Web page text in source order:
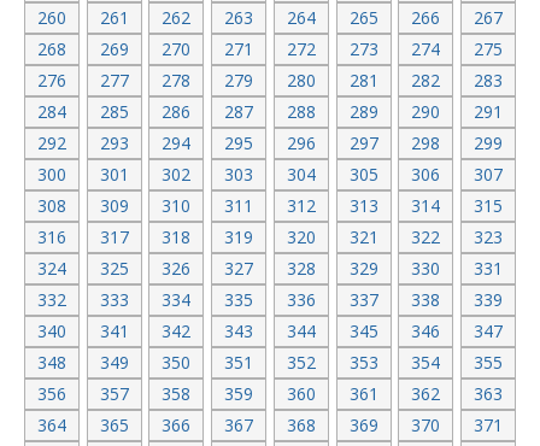
260
261 262 263 264 265 266
267
268
269 270 271 272 273 274
275
276
277 278 279 280 281 282
283
284
285 286 287 288 289 290
291
292
293 294 295 296 297 298
299
300
301 302 303 304 305 306
307
308
309 310 311 312 313 314
315
316
317 318 319 320 321 322
323
324
325 326 327 328 329 330
331
332
333 334 335 336 337 338
339
340
341 342 343 344 345 346
347
348
349 350 351 352 353 354
355
356
357 358 359 360 361 362
363
364
365 366 367 368 369 370
371